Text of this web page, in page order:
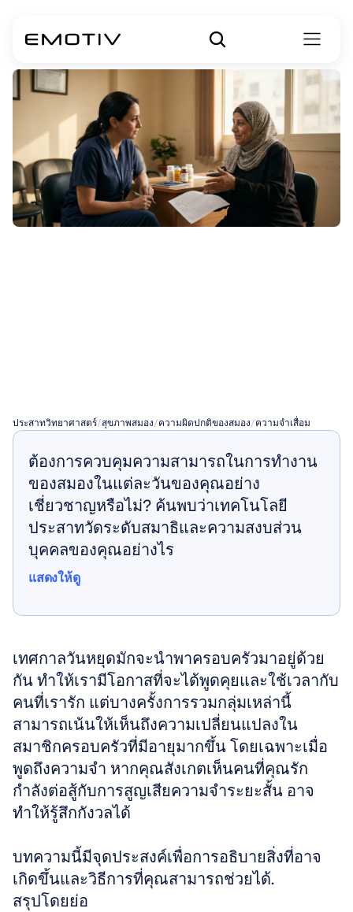
ประสาทวิทยาศาสตร์/สุขภาพสมอง/ความผิดปกติของสมอง/ความจำเสื่อม
ต้องการควบคุมความสามารถในการทำงาน
ของสมองในแต่ละวันของคุณอย่าง
เชี่ยวชาญหรือไม่? ค้นพบว่าเทคโนโลยี
ประสาทวัดระดับสมาธิและความสงบส่วน
บุคคลของคุณอย่างไร
แสดงให้ดู
เทศกาลวันหยุดมักจะนำพาครอบครัวมาอยู่ด้วย
กัน ทำให้เรามีโอกาสที่จะได้พูดคุยและใช้เวลากับ
คนที่เรารัก แต่บางครั้งการรวมกลุ่มเหล่านี้
สามารถเน้นให้เห็นถึงความเปลี่ยนแปลงใน
สมาชิกครอบครัวที่มีอายุมากขึ้น โดยเฉพาะเมื่อ
พูดถึงความจำ หากคุณสังเกตเห็นคนที่คุณรัก
กำลังต่อสู้กับการสูญเสียความจำระยะสั้น อาจ
ทำให้รู้สึกกังวลได้
บทความนี้มีจุดประสงค์เพื่อการอธิบายสิ่งที่อาจ
เกิดขึ้นและวิธีการที่คุณสามารถช่วยได้.
สรุปโดยย่อ